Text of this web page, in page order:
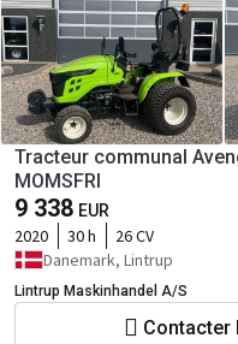
Tracteur communal
MOMSFRI
9 338 EUR
2020 30 h
26 CV
Danemark, Lintrup
Lintrup Maskinhandel A/S
Contacter